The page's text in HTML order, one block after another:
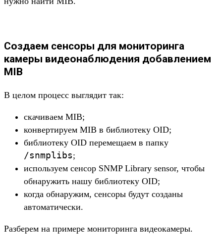
Создаем сенсоры для мониторинга
камеры видеонаблюдения добавлением
MIB
В целом процесс выглядит так:
скачиваем MIB;
конвертируем MIB в библиотеку OID;
библиотеку OID перемещаем в папку
/snmplibs;
используем сенсор SNMP Library sensor, чтобы
обнаружить нашу библиотеку OID;
когда обнаружим, сенсоры будут созданы
автоматически.
Разберем на примере мониторинга видеокамеры.